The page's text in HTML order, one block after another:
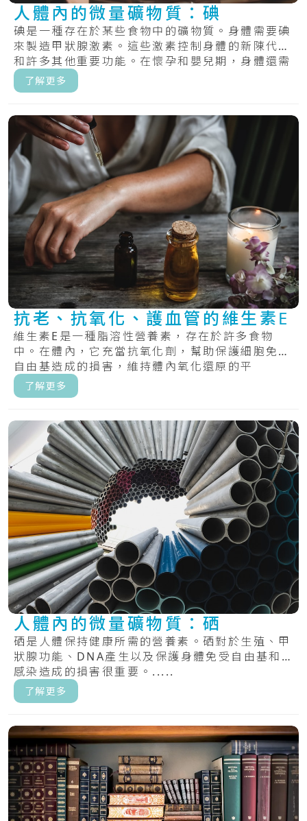
人體內的微量礦物質：碘
碘是一種存在於某些食物中的礦物質。身體需要碘
來製造甲狀腺激素。這些激素控制身體的新陳代謝
和許多其他重要功能。在懷孕和嬰兒期，身體還需
要甲.....
了解更多
抗老、抗氧化、護血管的維生素E
維生素E是一種脂溶性營養素，存在於許多食物
中。在體內，它充當抗氧化劑，幫助保護細胞免受
自由基造成的損害，維持體內氧化還原的平
衡。.....
了解更多
人體內的微量礦物質：硒
硒是人體保持健康所需的營養素。硒對於生殖、甲
狀腺功能、DNA產生以及保護身體免受自由基和
感染造成的損害很重要。.....
了解更多